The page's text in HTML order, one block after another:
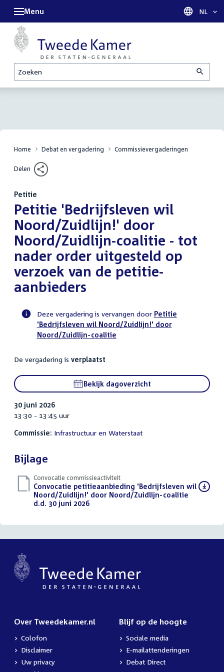
Zoeken
Menu Taal
NL
Home Debat en vergadering Commissievergaderingen
Delen
Petitie
:Petitie 'Bedrijfsleven wil
Noord/Zuidlijn!' door
Noord/Zuidlijn-coalitie - tot
nader order uitgesteld op
verzoek van de petitie-
aanbieders
Voortgangsstatus
commissie
activiteit
Deze vergadering is vervangen door Petitie
'Bedrijfsleven wil Noord/Zuidlijn!' door
Noord/Zuidlijn-coalitie
De vergadering is verplaatst
Bekijk dagoverzicht
30 juni 2026
13:30 - 13:45 uur
Commissie: Infrastructuur en Waterstaat
Bijlage
Convocatie commissieactiviteit
Download
bestand:
Convocatie petitieaanbieding 'Bedrijfsleven wil
Noord/Zuidlijn!' door Noord/Zuidlijn-coalitie
d.d. 30 juni 2026(PDF)
Over Tweedekamer.nl
Colofon
Disclaimer
Uw privacy
Blijf op de hoogte
Sociale media
E-mailattenderingen
Debat Direct